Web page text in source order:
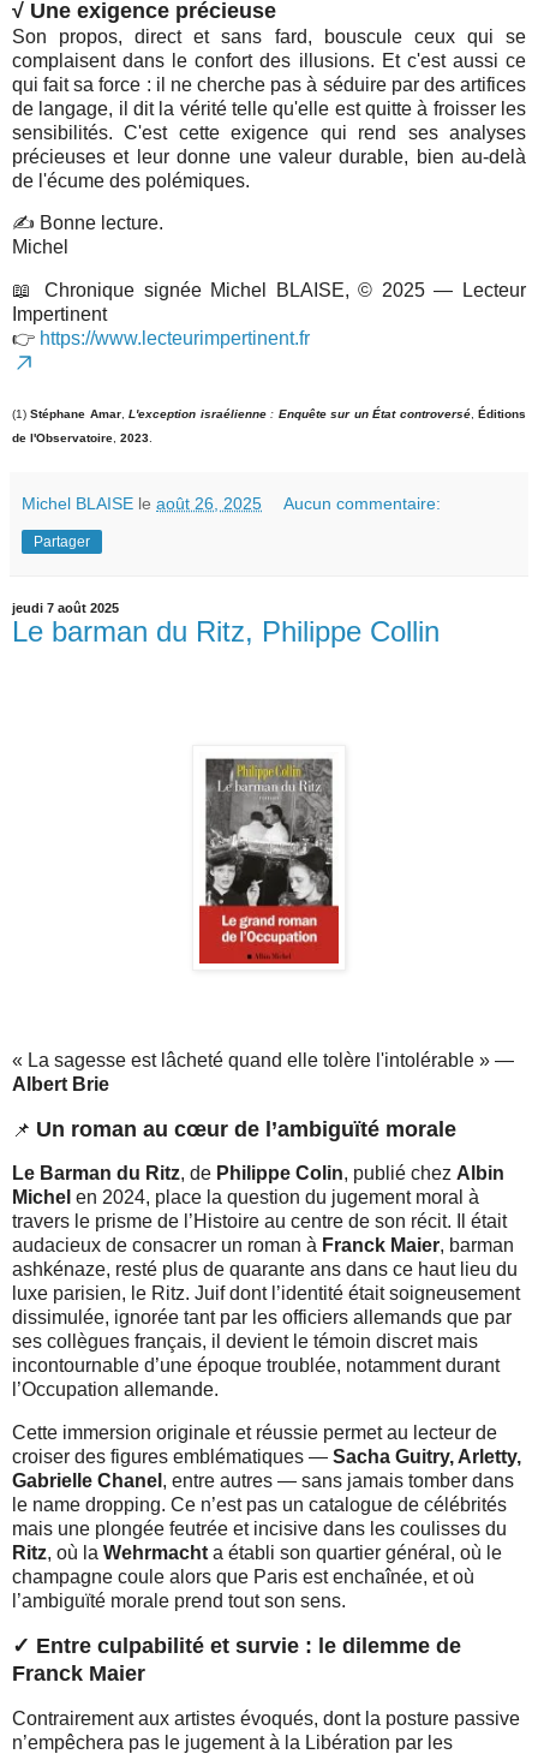
√ Une exigence précieuse
Son propos, direct et sans fard, bouscule ceux qui se
complaisent dans le confort des illusions. Et c'est aussi ce
qui fait sa force : il ne cherche pas à séduire par des artifices
de langage, il dit la vérité telle qu'elle est quitte à froisser les
sensibilités. C'est cette exigence qui rend ses analyses
précieuses et leur donne une valeur durable, bien au-delà
de l'écume des polémiques.
✍️ Bonne lecture.
Michel
📖Chronique signée Michel BLAISE, © 2025 — Lecteur
Impertinent
👉 https://www.lecteurimpertinent.fr
(1)Stéphane Amar,L'exception israélienne: Enquête sur un État controversé,Éditions
de l'Observatoire 2023
Michel BLAISE le août 26, 2025 Aucun commentaire:
Partager
jeudi 7 août 2025
Le barman du Ritz, Philippe Collin
« La sagesse est lâcheté quand elle tolère l'intolérable » —
Albert Brie
📌 Un roman au cœur de l’ambiguïté morale
Le Barman du Ritz, de Philippe Colin, publié chez Albin
Michel en 2024, place la question du jugement moral à
travers le prisme de l’Histoire au centre de son récit. Il était
audacieux de consacrer un roman à Franck Maier, barman
ashkénaze, resté plus de quarante ans dans ce haut lieu du
luxe parisien, le Ritz. Juif dont l’identité était soigneusement
dissimulée, ignorée tant par les officiers allemands que par
ses collègues français, il devient le témoin discret mais
incontournable d’une époque troublée, notamment durant
l’Occupation allemande.
Cette immersion originale et réussie permet au lecteur de
croiser des figures emblématiques — Sacha Guitry, Arletty,
Gabrielle Chanel , entre autres — sans jamais tomber dans
le name dropping. Ce n’est pas un catalogue de célébrités
mais une plongée feutrée et incisive dans les coulisses du
Ritz, où la Wehrmacht a établi son quartier général, où le
champagne coule alors que Paris est enchaînée, et où
l’ambiguïté morale prend tout son sens.
✓ Entre culpabilité et survie : le dilemme de
Franck Maier
Contrairement aux artistes évoqués, dont la posture passive
n’empêchera pas le jugement à la Libération par les